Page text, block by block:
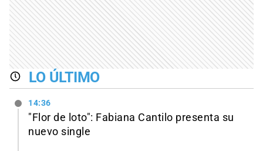
LO ÚLTIMO
14:36
"Flor de loto": Fabiana Cantilo presenta su
nuevo single